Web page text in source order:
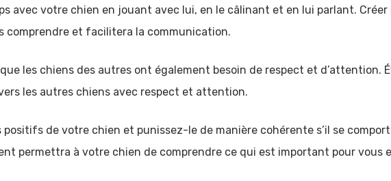
avec votre chien en jouant avec lui, en le câlinant et en lui parlant. Créer
comprendre et facilitera la communication.
les chiens des autres ont également besoin de respect et d’attention.
les autres chiens avec respect et attention.
de votre chien et punissez-le de manière cohérente s’il se
permettra à votre chien de comprendre ce qui est important pour vous